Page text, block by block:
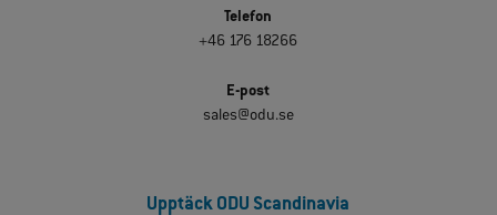
Telefon
+46 176 18266
E-post
sales@odu.se
Upptäck ODU Scandinavia